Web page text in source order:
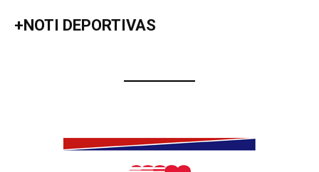
+NOTI DEPORTIVAS